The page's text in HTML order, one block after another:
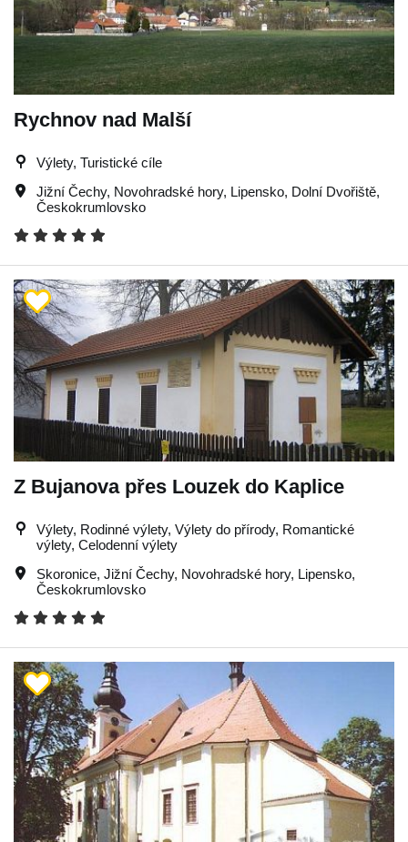
Rychnov nad Malší
Výlety, Turistické cíle
Jižní Čechy, Novohradské hory, Lipensko, Dolní Dvořiště,
Českokrumlovsko
Z Bujanova přes Louzek do Kaplice
Výlety, Rodinné výlety, Výlety do přírody, Romantické
výlety, Celodenní výlety
Skoronice, Jižní Čechy, Novohradské hory, Lipensko,
Českokrumlovsko